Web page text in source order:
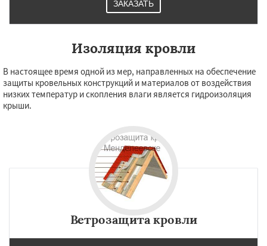
ЗАКАЗАТЬ
Изоляция кровли
В настоящее время одной из мер, направленных на обеспечение
защиты кровельных конструкций и материалов от воздействия
низких температур и скопления влаги является гидроизоляция
крыши.
Ветрозащита кровли